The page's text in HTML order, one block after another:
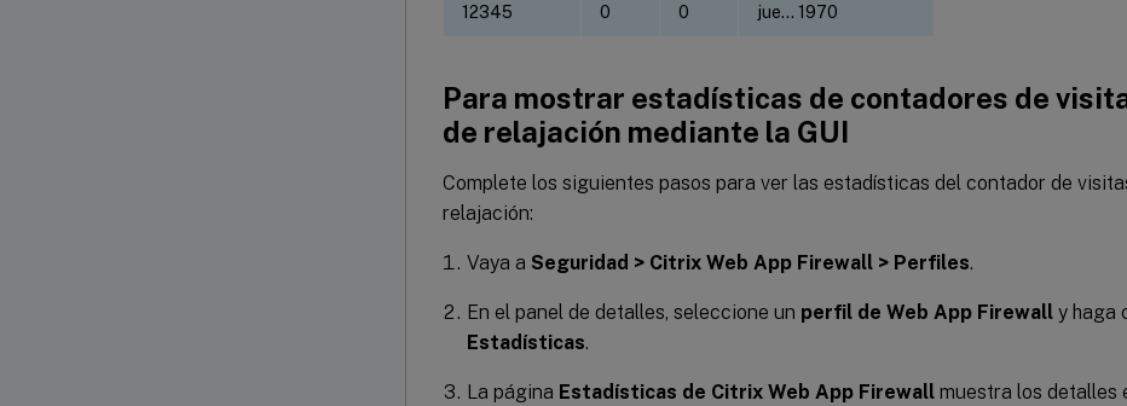
12345 0 0 jue… 1970
Para mostrar estadísticas de contadores de
de relajación mediante la GUI
Complete los siguientes pasos para ver las estadísticas del contador de
relajación:
Vaya a Seguridad > Citrix Web App Firewall > Perfiles.
En el panel de detalles, seleccione un perfil de Web App Firewall y haga
Estadísticas.
La página Estadísticas de Citrix Web App Firewall muestra los detalles